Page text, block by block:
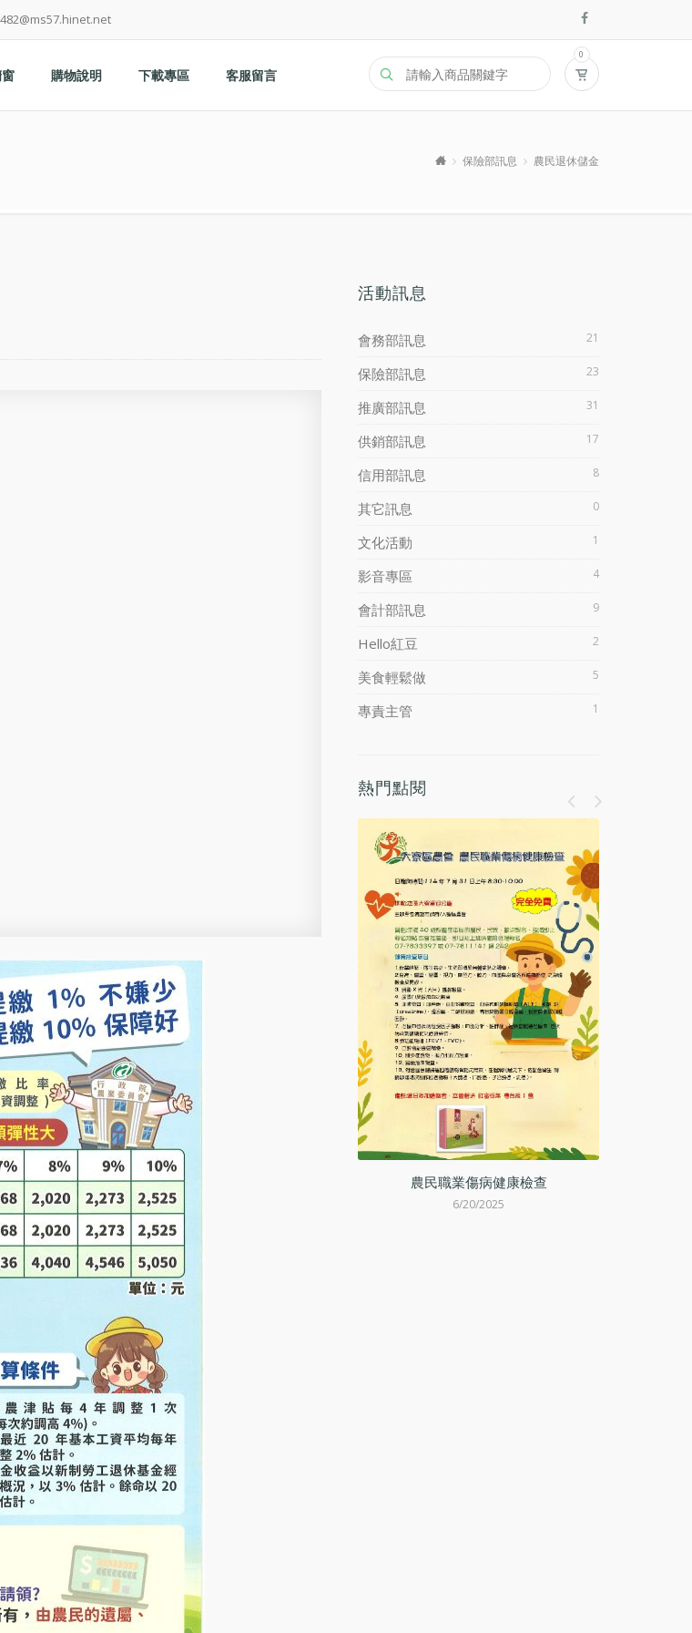
0
購物說明 下載專區 客服留言
保險部訊息 農民退休儲金
活動訊息
會務部訊息 21
保險部訊息 23
推廣部訊息 31
供銷部訊息 17
信用部訊息 8
其它訊息 0
文化活動 1
影音專區 4
會計部訊息 9
Hello紅豆 2
美食輕鬆做 5
專責主管 1
熱門點閱
本會114年度資產負債表、事業損益
表、事業資金及公積變動表、現金流量
農民職業傷病健康檢查
6/20/2025